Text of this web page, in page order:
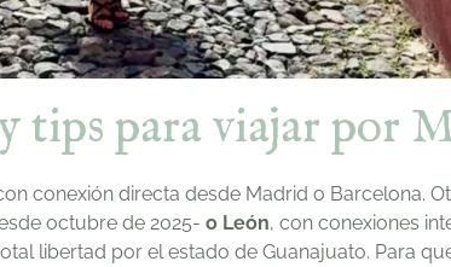
tips para viajar por
conexión directa desde Madrid o Barcelona.
octubre de 2025- o León, con conexiones
libertad por el estado de Guanajuato. Para